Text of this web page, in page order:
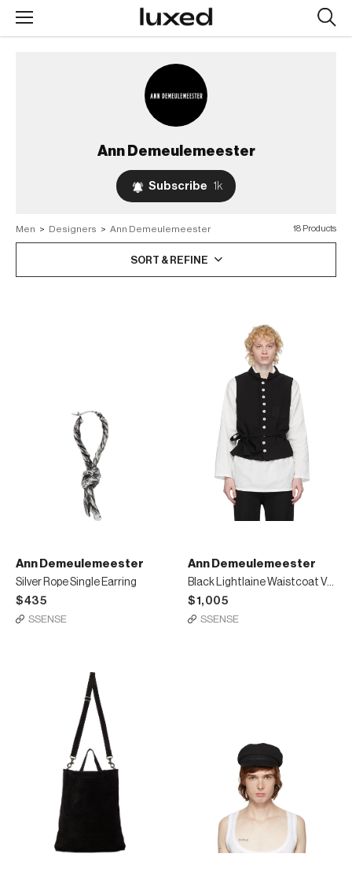
Ann Demeulemeester
Subscribe 1k
18 Products
Men > Designers > Ann Demeulemeester
SORT & REFINE
Ann Demeulemeester
Silver Rope Single Earring
$435
SSENSE
Ann Demeulemeester
Black Lightlaine Waistcoat Vest
$1,005
SSENSE